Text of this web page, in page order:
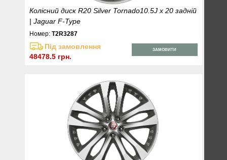
Колісний диск R20 Silver Tornado10.5J x 20 задній
| Jaguar F-Type
Номер:T2R3287
Під замовлення
48478.5 грн.
ЗАМОВИТИ